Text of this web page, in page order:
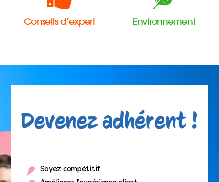
Conseils d’expert Environnement
Soyez compétitif